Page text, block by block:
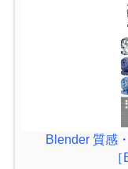
Blender 質感